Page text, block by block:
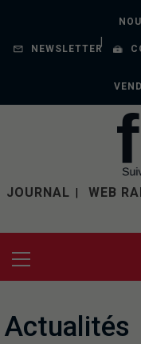
NEWSLETTER
JOURNAL WEB
Actualités